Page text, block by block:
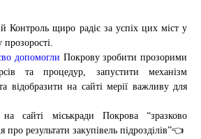
Контроль щиро радіє за успіх цих міст у
допомогли Покрову зробити прозорими
та процедур, запустити механізм
відобразити на сайті мерії важливу для
сайті міськради Покрова “зразково
про результати закупівель підрозділів”👈